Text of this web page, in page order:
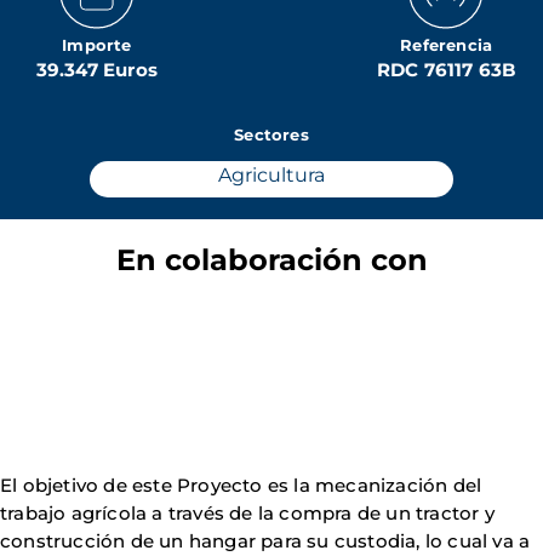
Importe
39.347 Euros
Referencia
RDC 76117 63B
Sectores
Agricultura
En colaboración con
El objetivo de este Proyecto es la mecanización del
trabajo agrícola a través de la compra de un tractor y
construcción de un hangar para su custodia, lo cual va a